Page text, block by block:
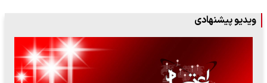
ویدیو پیشنهادی